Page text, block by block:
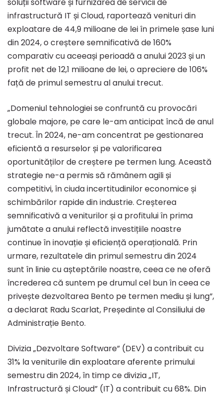
de
lei
în
primul
semestru
din
2024,
în
creștere
cu
106%
infrastructură IT și Cloud, raportează venituri din
exploatare de 44,9 milioane de lei în primele șase luni
din 2024, o creștere semnificativă de 160%
comparativ cu aceeași perioadă a anului 2023 și un
profit net de 12,1 milioane de lei, o apreciere de 106%
față de primul semestru al anului trecut.
„Domeniul tehnologiei se confruntă cu provocări
globale majore, pe care le-am anticipat încă de anul
trecut. În 2024, ne-am concentrat pe gestionarea
eficientă a resurselor și pe valorificarea
oportunităților de creștere pe termen lung. Această
strategie ne-a permis să rămânem agili și
competitivi, în ciuda incertitudinilor economice și
schimbărilor rapide din industrie. Creșterea
semnificativă a veniturilor și a profitului în prima
jumătate a anului reflectă investițiile noastre
continue în inovație și eficiență operațională. Prin
urmare, rezultatele din primul semestru din 2024
sunt în linie cu așteptările noastre, ceea ce ne oferă
încrederea că suntem pe drumul cel bun în ceea ce
privește dezvoltarea Bento pe termen mediu și lung”,
a declarat Radu Scarlat, Președinte al Consiliului de
Administrație Bento.
Divizia „Dezvoltare Software” (DEV) a contribuit cu
31% la veniturile din exploatare aferente primului
semestru din 2024, în timp ce divizia „IT,
Infrastructură și Cloud” (IT) a contribuit cu 68%. Din